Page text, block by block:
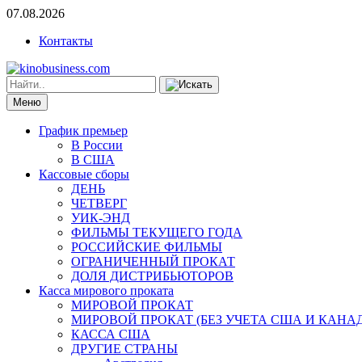
07.08.2026
Контакты
Меню
График премьер
В России
В США
Кассовые сборы
ДЕНЬ
ЧЕТВЕРГ
УИК-ЭНД
ФИЛЬМЫ ТЕКУЩЕГО ГОДА
РОССИЙСКИЕ ФИЛЬМЫ
ОГРАНИЧЕННЫЙ ПРОКАТ
ДОЛЯ ДИСТРИБЬЮТОРОВ
Касса мирового проката
МИРОВОЙ ПРОКАТ
МИРОВОЙ ПРОКАТ (БЕЗ УЧЕТА США И
КАССА США
ДРУГИЕ СТРАНЫ